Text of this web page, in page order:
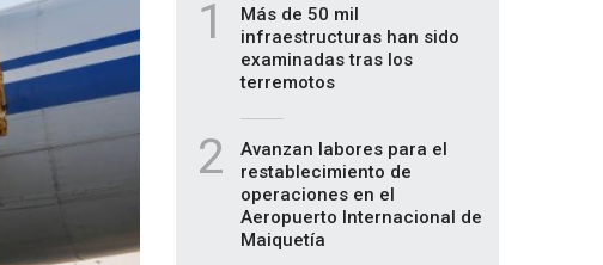
1
Más de 50 mil
infraestructuras han sido
examinadas tras los
terremotos
2
Avanzan labores para el
restablecimiento de
operaciones en el
Aeropuerto Internacional de
Maiquetía